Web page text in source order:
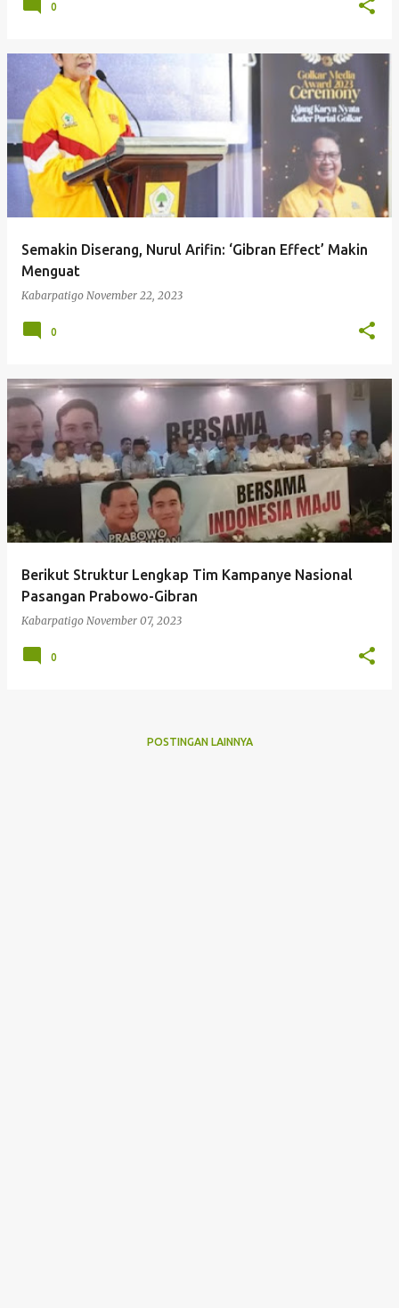
0
Semakin Diserang, Nurul Arifin: ‘Gibran Effect’ Makin
Menguat
Kabarpatigo November 22, 2023
0
Berikut Struktur Lengkap Tim Kampanye Nasional
Pasangan Prabowo-Gibran
Kabarpatigo November 07, 2023
0
POSTINGAN LAINNYA